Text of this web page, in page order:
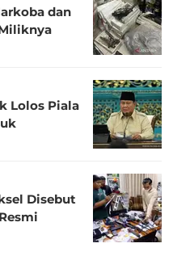
dan
Lolos Piala
Disebut